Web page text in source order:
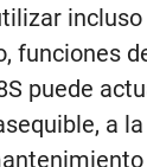
funciones
puede
a